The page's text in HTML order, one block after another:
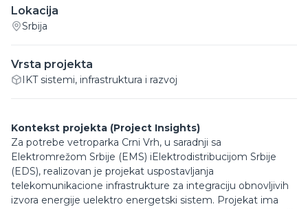
Lokacija
Srbija
Vrsta projekta
IKT sistemi, infrastruktura i razvoj
Kontekst projekta (Project Insights)
Za potrebe vetroparka Crni Vrh, u saradnji sa
Elektromrežom Srbije (EMS) iElektrodistribucijom Srbije
(EDS), realizovan je projekat uspostavljanja
telekomunikacione infrastrukture za integraciju obnovljivih
izvora energije uelektro energetski sistem. Projekat ima